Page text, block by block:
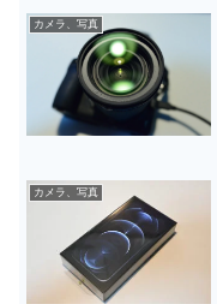
カメラ、写真
カメラ、写真